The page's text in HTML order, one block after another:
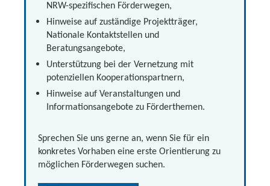
NRW-spezifischen Förderwegen,
Hinweise auf zuständige Projektträger,
Nationale Kontaktstellen und
Beratungsangebote,
Unterstützung bei der Vernetzung mit
potenziellen Kooperationspartnern,
Hinweise auf Veranstaltungen und
Informationsangebote zu Förderthemen.
Sprechen Sie uns gerne an, wenn Sie für ein
konkretes Vorhaben eine erste Orientierung zu
möglichen Förderwegen suchen.